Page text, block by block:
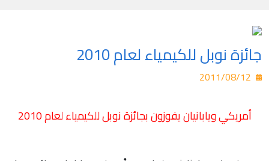
جائزة نوبل للكيمياء لعام 2010
أمريكي ويابانيان يفوزون بجائزة نوبل للكيمياء لعام 2010